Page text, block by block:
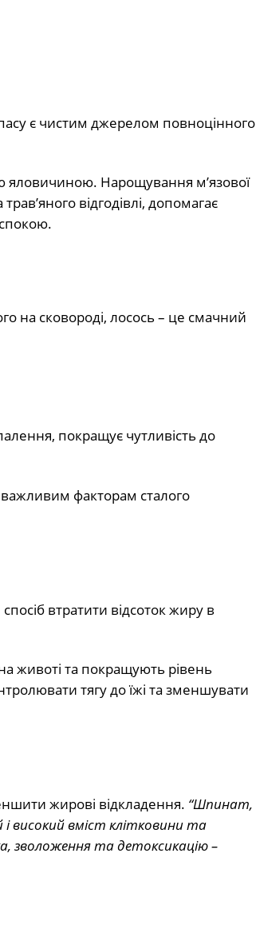
є чистим джерелом повноцінного
яловичиною. Нарощування м’язової
відгодівлі, допомагає
на сковороді, лосось – це смачний
покращує чутливість до
важливим факторам сталого
втратити відсоток жиру в
животі та покращують рівень
тягу до їжі та зменшувати
жирові відкладення. “Шпинат,
високий вміст клітковини та
зволоження та детоксикацію –